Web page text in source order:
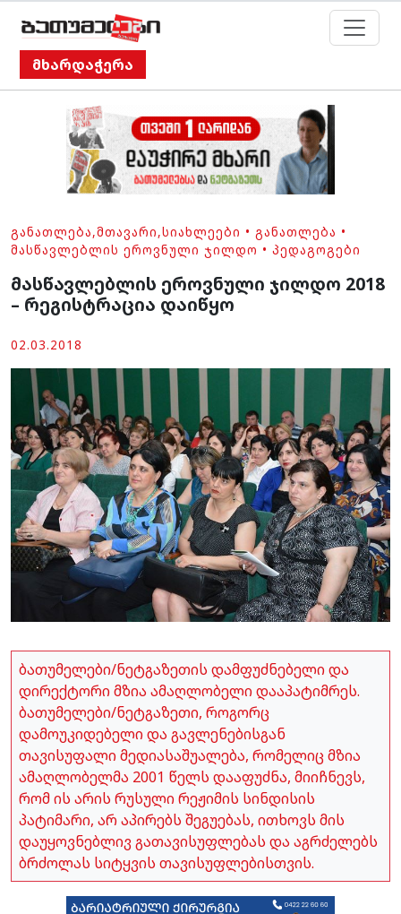
მხარდაჭერა
ᲒᲐᲜᲐᲗᲚᲔᲑᲐ,ᲛᲗᲐᲕᲐᲠᲘ,ᲡᲘᲐᲮᲚᲔᲔᲑᲘ • ᲒᲐᲜᲐᲗᲚᲔᲑᲐ •
ᲛᲐᲡᲬᲐᲕᲚᲔᲑᲚᲘᲡ ᲔᲠᲝᲕᲜᲣᲚᲘ ᲯᲘᲚᲓᲝ • ᲞᲔᲓᲐᲒᲝᲒᲔᲑᲘ
მასწავლებლის ეროვნული ჯილდო 2018
– რეგისტრაცია დაიწყო
02.03.2018
ბათუმელები/ნეტგაზეთის დამფუძნებელი და
დირექტორი მზია ამაღლობელი დააპატიმრეს.
ბათუმელები/ნეტგაზეთი, როგორც
დამოუკიდებელი და გავლენებისგან
თავისუფალი მედიასაშუალება, რომელიც მზია
ამაღლობელმა 2001 წელს დააფუძნა, მიიჩნევს,
რომ ის არის რუსული რეჟიმის სინდისის
პატიმარი, არ აპირებს შეგუებას, ითხოვს მის
დაუყოვნებლივ გათავისუფლებას და აგრძელებს
ბრძოლას სიტყვის თავისუფლებისთვის.